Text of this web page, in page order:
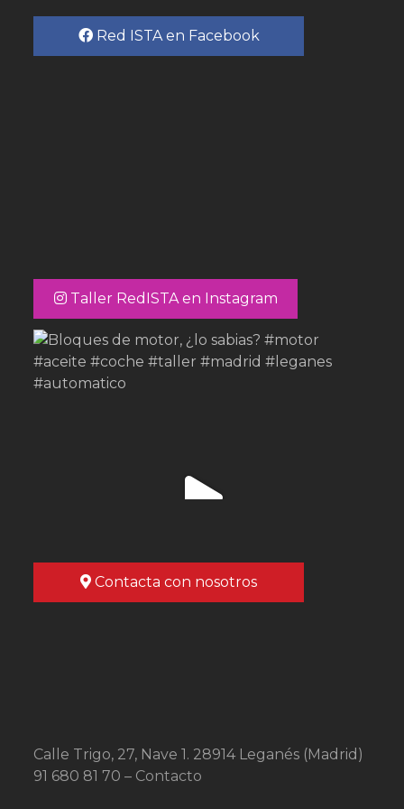
Red ISTA en Facebook
Taller RedISTA en Instagram
Contacta con nosotros
Calle Trigo, 27, Nave 1. 28914 Leganés (Madrid)
91 680 81 70 – Contacto